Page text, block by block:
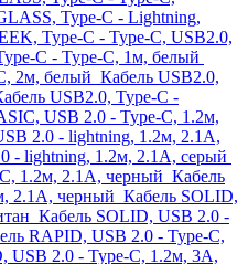
Type-C - Lightning,
Type-C - Type-C, USB2.0,
C - Type-C, 1м, белый
2м, белый Кабель USB2.0,
USB2.0, Type-C -
USB 2.0 - Type-C, 1.2м,
2.0 - lightning, 1.2м, 2.1A,
- lightning, 1.2м, 2.1A, серый
1.2м, 2.1A, черный Кабель
2.1A, черный Кабель SOLID,
Кабель SOLID, USB 2.0 -
RAPID, USB 2.0 - Type-C,
USB 2.0 - Type-C, 1.2м, 3A,